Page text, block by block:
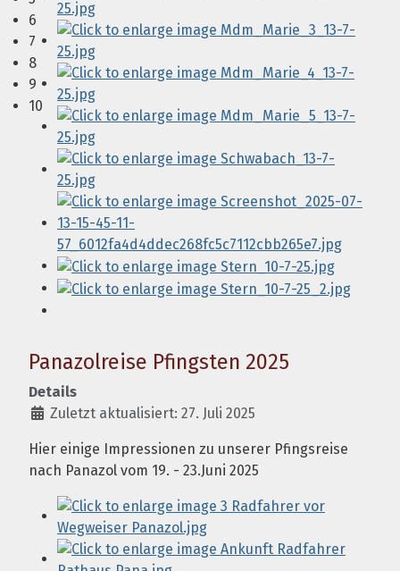
6
7
8
9
10
Panazolreise Pfingsten 2025
Details
Zuletzt aktualisiert: 27. Juli 2025
Hier einige Impressionen zu unserer Pfingsreise
nach Panazol vom 19. - 23.Juni 2025